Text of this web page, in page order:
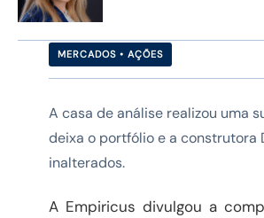
MERCADOS • AÇÕES
A casa de análise realizou uma
deixa o portfólio e a construtora
inalterados.
A Empiricus divulgou a